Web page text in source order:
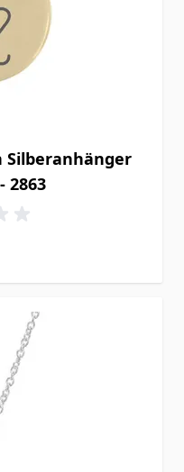
Silberanhänger
2863